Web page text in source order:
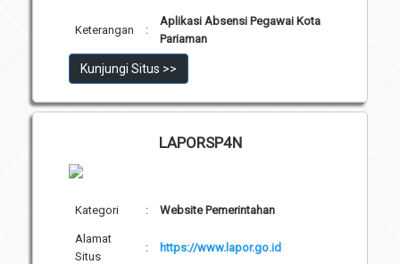
Keterangan :
Aplikasi Absensi Pegawai Kota
Pariaman
Kunjungi Situs >>
LAPORSP4N
Kategori : Website Pemerintahan
Alamat
Situs
: https://www.lapor.go.id